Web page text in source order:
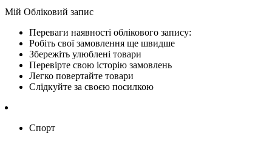
Мій Обліковий запис
Переваги наявності облікового запису:
Робіть свої замовлення ще швидше
Збережіть улюблені товари
Перевірте свою історію замовлень
Легко повертайте товари
Слідкуйте за своєю посилкою
Спорт